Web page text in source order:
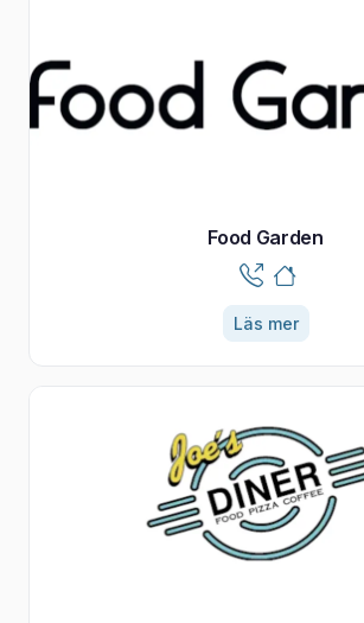
Food Garden
Läs mer